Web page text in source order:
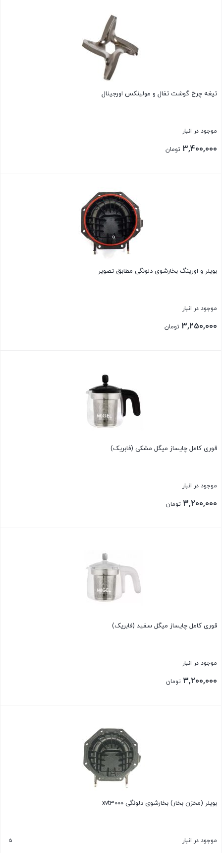
تیغه چرخ گوشت تفال و مولینکس اورجینال
موجود در انبار
3,400,000 تومان
بویلر و اورینگ بخارشوی دلونگی مطابق تصویر
موجود در انبار
3,250,000 تومان
قوری کامل چایساز میگل مشکی (فابریک)
موجود در انبار
3,200,000 تومان
قوری کامل چایساز میگل سفید (فابریک)
موجود در انبار
3,200,000 تومان
بویلر (مخزن بخار) بخارشوی دلونگی xvt3000
موجود در انبار 5